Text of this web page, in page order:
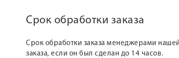
Срок обработки заказа
Срок обработки заказа менеджерами
заказа, если он был сделан до 14 часов.